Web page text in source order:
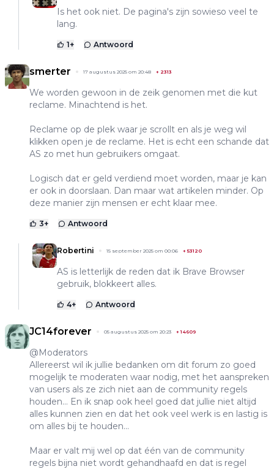
Is het ook niet. De pagina's zijn sowieso veel te
lang.
1+ Antwoord
smerter 17 augustus 2025 om 20:48 + 2313
We worden gewoon in de zeik genomen met die kut
reclame. Minachtend is het.
Reclame op de plek waar je scrollt en als je weg wil
klikken open je de reclame. Het is echt een schande dat
AS zo met hun gebruikers omgaat.
Logisch dat er geld verdiend moet worden, maar je kan
er ook in doorslaan. Dan maar wat artikelen minder. Op
deze manier zijn mensen er echt klaar mee.
3+ Antwoord
Robertini 15 september 2025 om 00:06 +53120
AS is letterlijk de reden dat ik Brave Browser
gebruik, blokkeert alles.
4+ Antwoord
JC14forever 05 augustus 2025 om 20:23 +14609
@Moderators
Allereerst wil ik jullie bedanken om dit forum zo goed
mogelijk te moderaten waar nodig, met het aanspreken
van users als ze zich niet aan de community regels
houden... En ik snap ook heel goed dat jullie niet altijd
alles kunnen zien en dat het ook veel werk is en lastig is
om alles bij te houden...
Maar er valt mij wel op dat één van de community
regels bijna niet wordt gehandhaafd en dat is regel